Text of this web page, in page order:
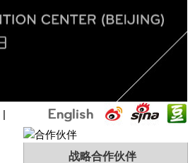
|
战略合作伙伴